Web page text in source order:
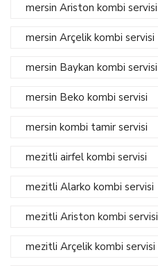
mersin Ariston kombi servisi
mersin Arçelik kombi servisi
mersin Baykan kombi servisi
mersin Beko kombi servisi
mersin kombi tamir servisi
mezitli airfel kombi servisi
mezitli Alarko kombi servisi
mezitli Ariston kombi servisi
mezitli Arçelik kombi servisi